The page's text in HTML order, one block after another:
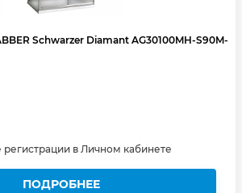
Schwarzer Diamant AG30100MH-S90M-
в Личном кабинете
ПОДРОБНЕЕ